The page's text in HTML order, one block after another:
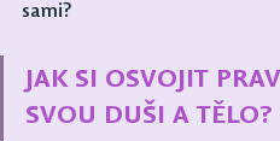
sami?
JAK SI OSVOJIT
SVOU DUŠI A TĚLO?